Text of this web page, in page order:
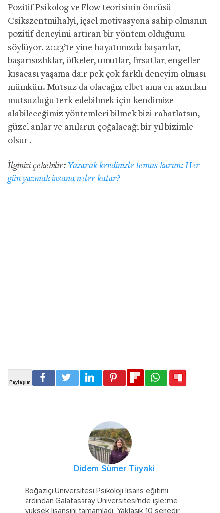
Pozitif Psikolog ve Flow teorisinin öncüsü
Csikszentmihalyi, içsel motivasyona sahip olmanın
pozitif deneyimi artıran bir yöntem olduğunu
söylüyor. 2023’te yine hayatımızda başarılar,
başarısızlıklar, öfkeler, umutlar, fırsatlar, engeller
kısacası yaşama dair pek çok farklı deneyim olması
mümkün. Mutsuz da olacağız elbet ama en azından
mutsuzluğu terk edebilmek için kendimize
alabileceğimiz yöntemleri bilmek bizi rahatlatsın,
güzel anlar ve anıların çoğalacağı bir yıl bizimle
olsun.
İlginizi çekebilir: Yazarak kendinizle temas kurun: Her
gün yazmak insana neler katar?
Didem Sümer Tiryaki
Boğaziçi Üniversitesi Psikoloji lisans eğitimi
ardından Galatasaray Üniversitesi'nde işletme
yüksek lisansını tamamladı. Yaklaşık 10 senedir